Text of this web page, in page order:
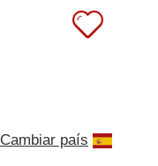
Cambiar país